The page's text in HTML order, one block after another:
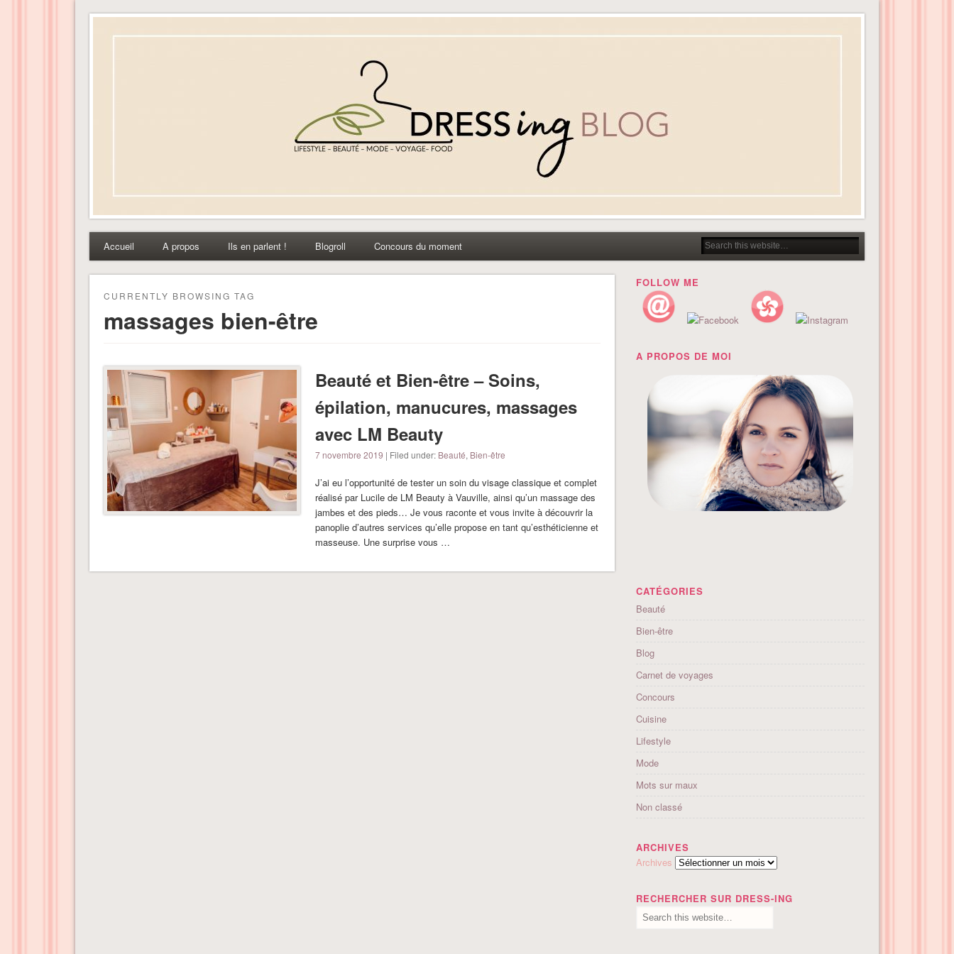
Dress-ing – Blog lifestyle beauté mode à Caen
Accueil A propos Ils en parlent ! Blogroll Concours du moment
CURRENTLY BROWSING TAG
massages bien-être
Beauté et Bien-être – Soins,
épilation, manucures, massages
avec LM Beauty
7 novembre 2019 | Filed under: Beauté, Bien-être
J’ai eu l’opportunité de tester un soin du visage classique et complet
réalisé par Lucile de LM Beauty à Vauville, ainsi qu’un massage des
jambes et des pieds… Je vous raconte et vous invite à découvrir la
panoplie d’autres services qu’elle propose en tant qu’esthéticienne et
masseuse. Une surprise vous …
FOLLOW ME
A PROPOS DE MOI
CATÉGORIES
Beauté
Bien-être
Blog
Carnet de voyages
Concours
Cuisine
Lifestyle
Mode
Mots sur maux
Non classé
ARCHIVES
Archives
RECHERCHER SUR DRESS-ING